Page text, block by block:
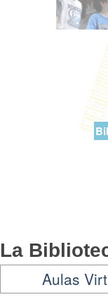
La
Aulas